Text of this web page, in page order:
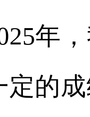
年，
定的